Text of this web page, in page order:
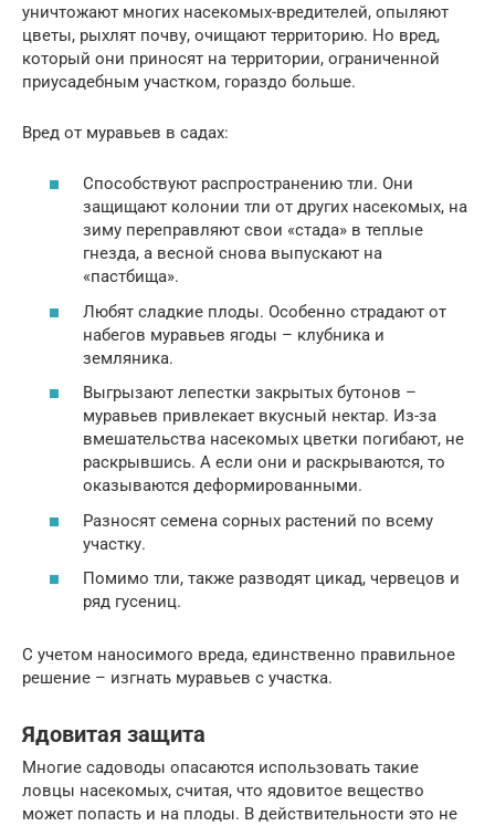
уничтожают многих насекомых-вредителей, опыляют
цветы, рыхлят почву, очищают территорию. Но вред,
который они приносят на территории, ограниченной
приусадебным участком, гораздо больше.
Вред от муравьев в садах:
Способствуют распространению тли. Они
защищают колонии тли от других насекомых, на
зиму переправляют свои «стада» в теплые
гнезда, а весной снова выпускают на
«пастбища».
Любят сладкие плоды. Особенно страдают от
набегов муравьев ягоды – клубника и
земляника.
Выгрызают лепестки закрытых бутонов –
муравьев привлекает вкусный нектар. Из-за
вмешательства насекомых цветки погибают, не
раскрывшись. А если они и раскрываются, то
оказываются деформированными.
Разносят семена сорных растений по всему
участку.
Помимо тли, также разводят цикад, червецов и
ряд гусениц.
С учетом наносимого вреда, единственно правильное
решение – изгнать муравьев с участка.
Ядовитая защита
Многие садоводы опасаются использовать такие
ловцы насекомых, считая, что ядовитое вещество
может попасть и на плоды. В действительности это не